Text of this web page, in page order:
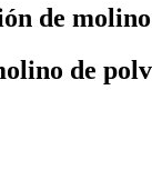
de
de